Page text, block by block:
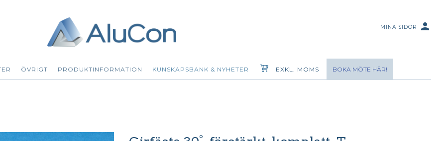
MINA SIDOR person
ÖVRIGT PRODUKTINFORMATION KUNSKAPSBANK & NYHETER EXKL. MOMS BOKA MÖTE HÄR!